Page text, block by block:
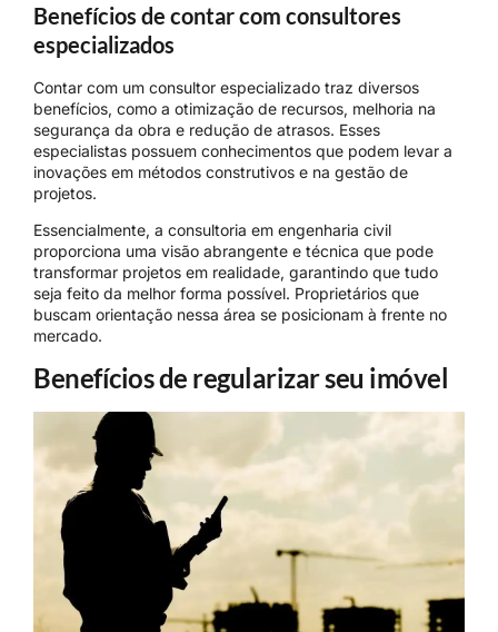
Benefícios de contar com consultores
especializados
Contar com um consultor especializado traz diversos
benefícios, como a otimização de recursos, melhoria na
segurança da obra e redução de atrasos. Esses
especialistas possuem conhecimentos que podem levar a
inovações em métodos construtivos e na gestão de
projetos.
Essencialmente, a consultoria em engenharia civil
proporciona uma visão abrangente e técnica que pode
transformar projetos em realidade, garantindo que tudo
seja feito da melhor forma possível. Proprietários que
buscam orientação nessa área se posicionam à frente no
mercado.
Benefícios de regularizar seu imóvel